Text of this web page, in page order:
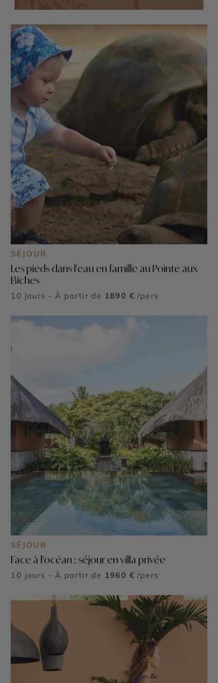
SÉJOUR
Les pieds dans l'eau en famille au Pointe aux
Biches
10 jours - À partir de 1890 € /pers
SÉJOUR
Face à l'océan : séjour en villa privée
10 jours - À partir de 1960 € /pers